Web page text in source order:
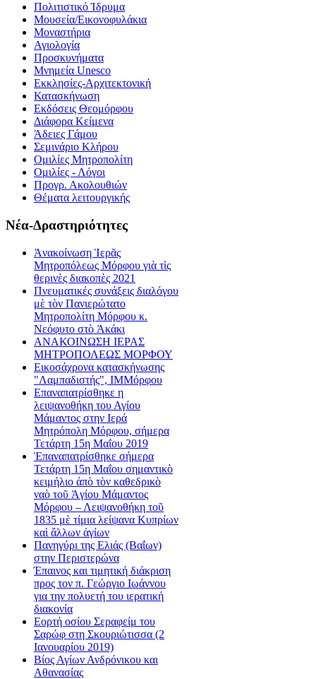
Πολιτιστικό Ίδρυμα
Μουσεία/Εικονοφυλάκια
Μοναστήρια
Αγιολογία
Προσκυνήματα
Μνημεία Unesco
Εκκλησίες-Αρχιτεκτονική
Κατασκήνωση
Εκδόσεις Θεομόρφου
Διάφορα Κείμενα
Άδειες Γάμου
Σεμινάριο Κλήρου
Ομιλίες Μητροπολίτη
Ομιλίες - Λόγοι
Προγρ. Ακολουθιών
Θέματα λειτουργικής
Νέα-Δραστηριότητες
Ἀνακοίνωση Ἱερᾶς
Μητροπόλεως Μόρφου γιὰ τὶς
θερινὲς διακοπὲς 2021
Πνευματικές συνάξεις διαλόγου
μὲ τὸν Πανιερώτατο
Μητροπολίτη Μόρφου κ.
Νεόφυτο στὸ Ἀκάκι
ΑΝΑΚΟΙΝΩΣΗ ΙΕΡΑΣ
ΜΗΤΡΟΠΟΛΕΩΣ ΜΟΡΦΟΥ
Εικοσάχρονα κατασκήνωσης
"Λαμπαδιστής", ΙΜΜόρφου
Επαναπατρίσθηκε η
λειψανοθήκη του Αγίου
Μάμαντος στην Ιερά
Μητρόπολη Μόρφου, σήμερα
Τετάρτη 15η Μαΐου 2019
Ἐπαναπατρίσθηκε σήμερα
Τετάρτη 15η Μαΐου σημαντικὸ
κειμήλιο ἀπὸ τὸν καθεδρικὸ
ναὸ τοῦ Ἁγίου Μάμαντος
Μόρφου – Λειψανοθήκη τοῦ
1835 μὲ τίμια λείψανα Κυπρίων
καὶ ἄλλων ἁγίων
Πανηγύρι της Ελιάς (Βαΐων)
στην Περιστερώνα
Έπαινος και τιμητική διάκριση
προς τον π. Γεώργιο Ιωάννου
για την πολυετή του ιερατική
διακονία
Εορτή οσίου Σεραφείμ του
Σαρώφ στη Σκουριώτισσα (2
Ιανουαρίου 2019)
Βίος Αγίων Ανδρόνικου και
Αθανασίας